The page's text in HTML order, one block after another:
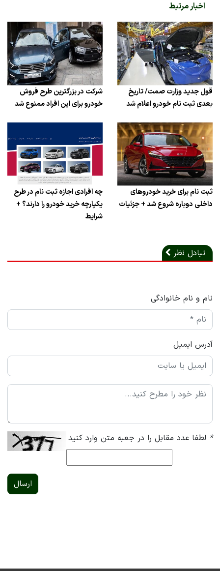
اخبار مرتبط
قول جدید وزارت صمت/ تاریخ
بعدی ثبت نام خودرو اعلام شد
شرکت در بزرگترین طرح فروش
خودرو برای این افراد ممنوع شد
ثبت نام برای خرید خودروهای
داخلی دوباره شروع شد + جزئیات
چه افرادی اجازه ثبت نام در طرح
یکپارچه خرید خودرو را دارند؟ +
شرایط
تبادل نظر
نام و نام خانوادگی
آدرس ایمیل
* لطفا عدد مقابل را در جعبه متن وارد کنید
ارسال